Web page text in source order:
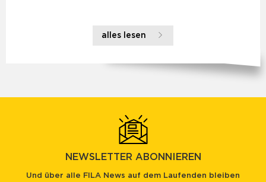
alles lesen
NEWSLETTER ABONNIEREN
Und über alle FILA News auf dem Laufenden bleiben